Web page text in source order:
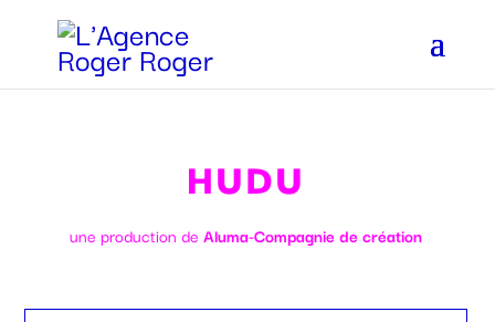
HUDU
une production de Aluma-Compagnie de création